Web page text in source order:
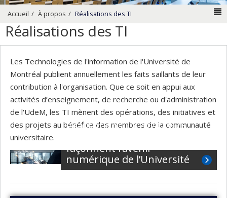
Accueil À propos Réalisations des TI
Réalisations des TI
Les Technologies de l'information de l'Université de
Montréal publient annuellement les faits saillants de leur
contribution à l'organisation. Que ce soit en appui aux
activités d’enseignement, de recherche ou d'administration
de l'UdeM, les TI mènent des opérations, des initiatives et
des projets au bénéfice des membres de la communauté
universitaire.
Réalisations TI 2024-2025 :
façonnent l’avenir
numérique de l’Université